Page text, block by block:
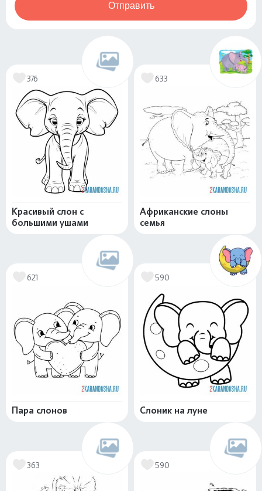
Отправить
376
Красивый слон с
большими ушами
633
Африканские слоны
семья
621
Пара слонов
590
Слоник на луне
363 590